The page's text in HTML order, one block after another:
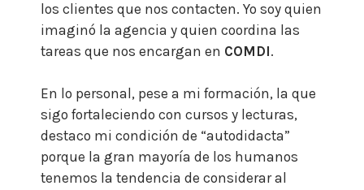
los clientes que nos contacten. Yo soy quien
imaginó la agencia y quien coordina las
tareas que nos encargan en COMDI.
En lo personal, pese a mi formación, la que
sigo fortaleciendo con cursos y lecturas,
destaco mi condición de “autodidacta”
porque la gran mayoría de los humanos
tenemos la tendencia de considerar al